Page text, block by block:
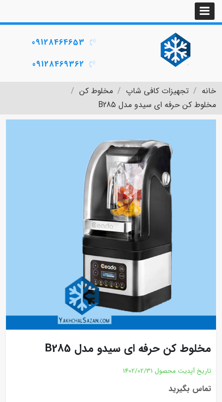
09128464653
09128469362
خانه تجهیزات کافی شاپ
مخلوط کن
مخلوط کن حرفه ای سیدو مدل B285
مخلوط کن حرفه ای سیدو مدل B285
تاریخ آپدیت محصول 1402/02/31
تماس بگیرید